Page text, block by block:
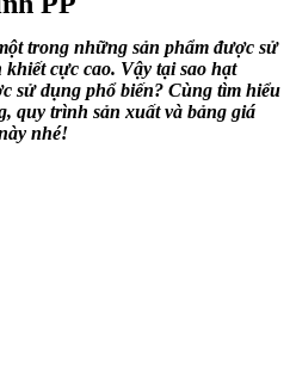
trong những sản phẩm được sử
cực cao. Vậy tại sao hạt
sử dụng phổ biến? Cùng tìm hiểu
quy trình sản xuất và bảng giá
nhé!